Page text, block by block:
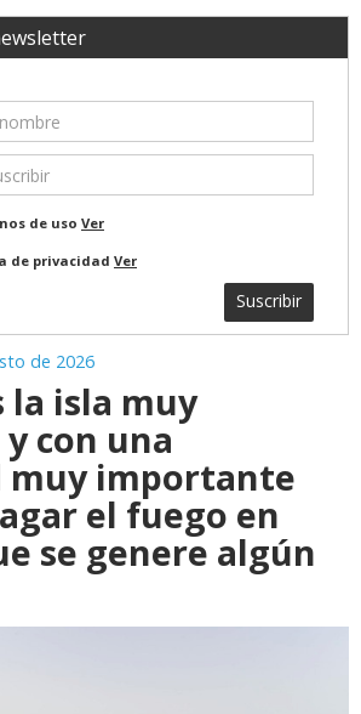
de uso Ver
de privacidad Ver
Suscribir
de 2026
la isla muy
con una
muy importante
el fuego en
se genere algún